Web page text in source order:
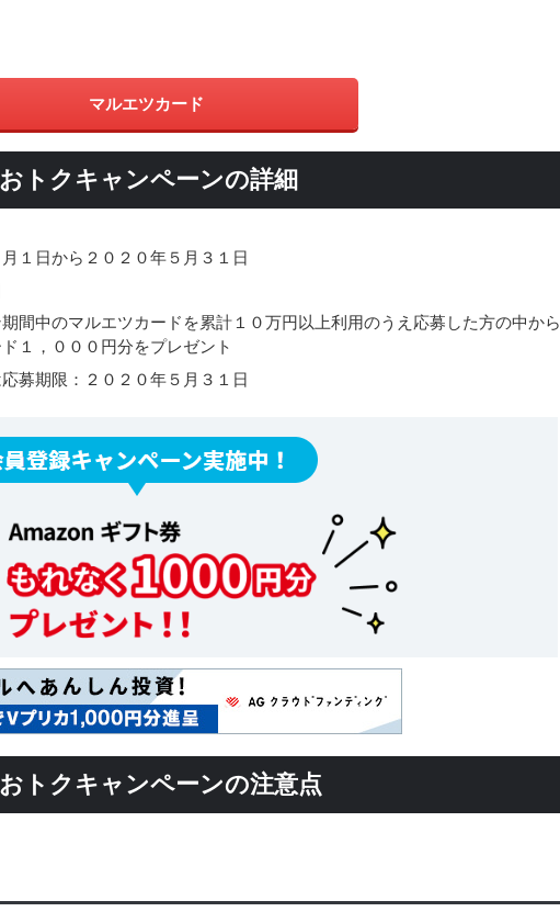
マルエツカード
トクキャンペーンの詳細
１日から２０２０年５月３１日
間中のマルエツカードを累計１０万円以上利用のうえ応募した方の中から
１，０００円分をプレゼント
募期限：２０２０年５月３１日
トクキャンペーンの注意点